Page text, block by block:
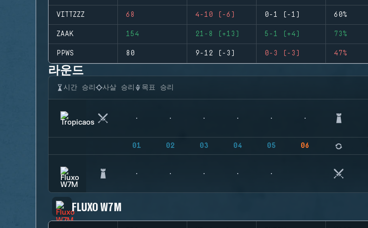
VITTZZZ 68 4-10 (-6) 0-1 (-1) 60%
ZAAK 154 21-8 (+13) 5-1 (+4) 73%
PPWS 80 9-12 (-3) 0-3 (-3) 47%
라운드
시간 승리 사살 승리 목표 승리
01 02 03 04 05 06
FLUXO W7M